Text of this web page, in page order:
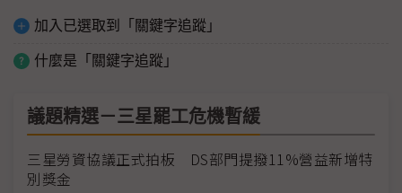
加入已選取到「關鍵字追蹤」
什麼是「關鍵字追蹤」
議題精選－三星罷工危機暫緩
三星勞資協議正式拍板 DS部門提撥11%營益新增特
別獎金